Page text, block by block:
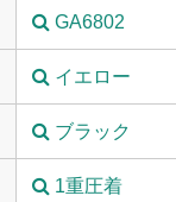
GA6802
イエロー
ブラック
1重圧着